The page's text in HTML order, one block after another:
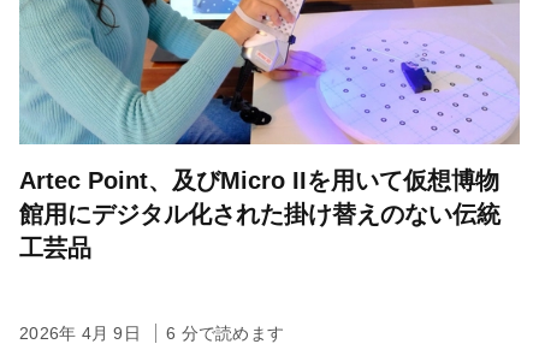
Artec Point、及びMicro IIを用いて仮想博物
館用にデジタル化された掛け替えのない伝統
工芸品
2026年 4月 9日 6 分で読めます